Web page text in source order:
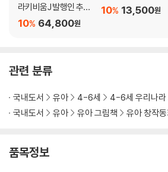
라키비움J 발행인 추천
초등 1~2학년 세트
64,800원
10%
13,500원
10%
관련 분류
국내도서 유아 4-6세
4-6세 우리나라
국내도서
유아 유아 그림책 유아 창작
품목정보